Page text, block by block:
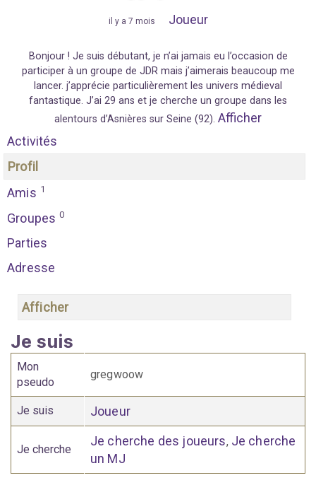
il y a 7 mois Joueur
Bonjour ! Je suis débutant, je n’ai jamais eu l’occasion de
participer à un groupe de JDR mais j’aimerais beaucoup me
lancer. j’apprécie particulièrement les univers médieval
fantastique. J’ai 29 ans et je cherche un groupe dans les
alentours d’Asnières sur Seine (92). Afficher
Activités
Profil
Amis 1
Groupes 0
Parties
Adresse
Afficher
Je suis
Mon
pseudo
gregwoow
Je suis Joueur
Je cherche
Je cherche des joueurs, Je cherche
un MJ